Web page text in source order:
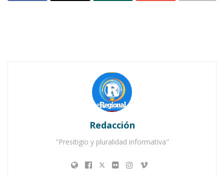
proceso administrativo para la construcción de
este inmueble que será edificado en el
asentamiento señalado con anterioridad,
“porque Nayarit se sigue transformando en el
forma parte del Programa de Mejoramiento
Redacción
"Presitigio y pluralidad informativa"